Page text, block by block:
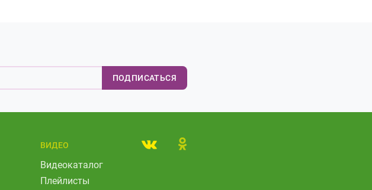
ПОДПИСАТЬСЯ
ВИДЕО
Видеокаталог
Плейлисты